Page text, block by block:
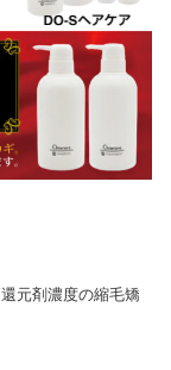
元剤濃度の縮毛矯